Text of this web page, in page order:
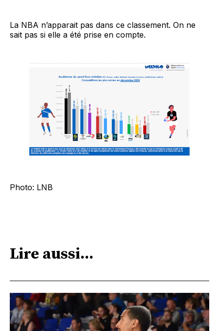
La NBA n’apparait pas dans ce classement. On ne
sait pas si elle a été prise en compte.
Photo: LNB
Lire aussi...